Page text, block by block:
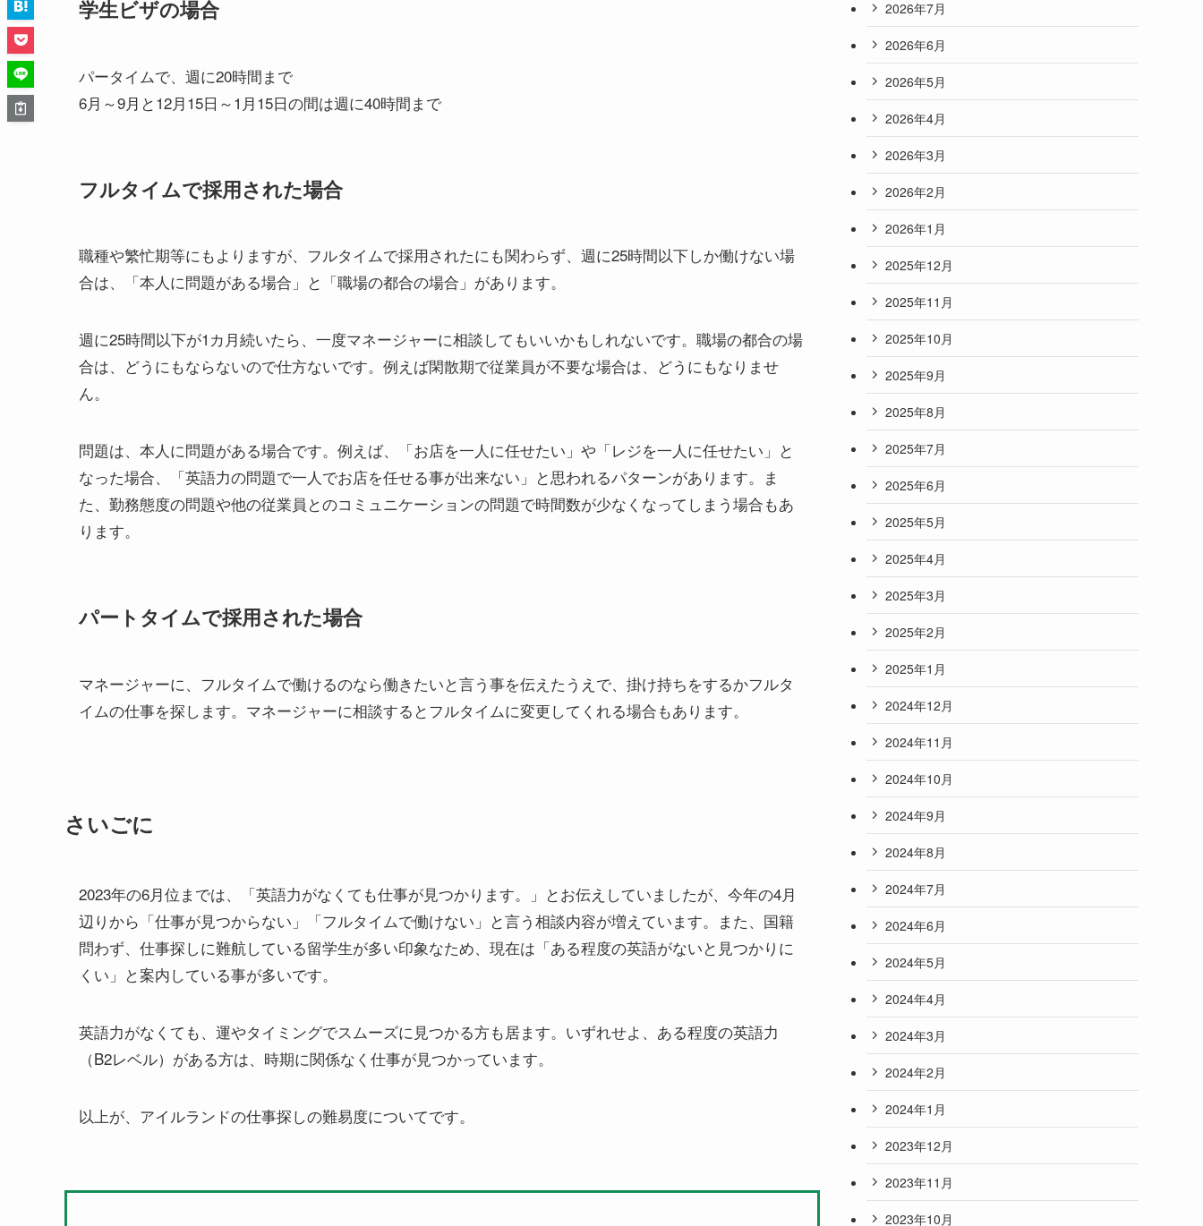
学生ビザの場合
パータイムで、週に20時間まで
6月～9月と12月15日～1月15日の間は週に40時間まで
フルタイムで採用された場合
職種や繁忙期等にもよりますが、フルタイムで採用されたにも関わらず、週に25時間以下しか働けない場
合は、「本人に問題がある場合」と「職場の都合の場合」があります。
週に25時間以下が1カ月続いたら、一度マネージャーに相談してもいいかもしれないです。職場の都合の場
合は、どうにもならないので仕方ないです。例えば閑散期で従業員が不要な場合は、どうにもなりませ
ん。
問題は、本人に問題がある場合です。例えば、「お店を一人に任せたい」や「レジを一人に任せたい」と
なった場合、「英語力の問題で一人でお店を任せる事が出来ない」と思われるパターンがあります。ま
た、勤務態度の問題や他の従業員とのコミュニケーションの問題で時間数が少なくなってしまう場合もあ
ります。
パートタイムで採用された場合
マネージャーに、フルタイムで働けるのなら働きたいと言う事を伝えたうえで、掛け持ちをするかフルタ
イムの仕事を探します。マネージャーに相談するとフルタイムに変更してくれる場合もあります。
さいごに
2023年の6月位までは、「英語力がなくても仕事が見つかります。」とお伝えしていましたが、今年の4月
辺りから「仕事が見つからない」「フルタイムで働けない」と言う相談内容が増えています。また、国籍
問わず、仕事探しに難航している留学生が多い印象なため、現在は「ある程度の英語がないと見つかりに
くい」と案内している事が多いです。
英語力がなくても、運やタイミングでスムーズに見つかる方も居ます。いずれせよ、ある程度の英語力
（B2レベル）がある方は、時期に関係なく仕事が見つかっています。
以上が、アイルランドの仕事探しの難易度についてです。
2026年7月
2026年6月
2026年5月
2026年4月
2026年3月
2026年2月
2026年1月
2025年12月
2025年11月
2025年10月
2025年9月
2025年8月
2025年7月
2025年6月
2025年5月
2025年4月
2025年3月
2025年2月
2025年1月
2024年12月
2024年11月
2024年10月
2024年9月
2024年8月
2024年7月
2024年6月
2024年5月
2024年4月
2024年3月
2024年2月
2024年1月
2023年12月
2023年11月
2023年10月